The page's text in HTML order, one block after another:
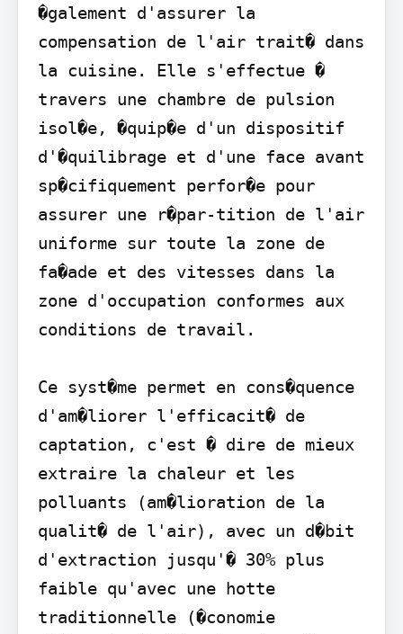
�galement d'assurer la
compensation de l'air trait� dans
la cuisine. Elle s'effectue �
travers une chambre de pulsion
isol�e, �quip�e d'un dispositif
d'�quilibrage et d'une face avant
sp�cifiquement perfor�e pour
assurer une r�par-tition de l'air
uniforme sur toute la zone de
fa�ade et des vitesses dans la
zone d'occupation conformes aux
conditions de travail.
Ce syst�me permet en cons�quence
d'am�liorer l'efficacit� de
captation, c'est � dire de mieux
extraire la chaleur et les
polluants (am�lioration de la
qualit� de l'air), avec un d�bit
d'extraction jusqu'� 30% plus
faible qu'avec une hotte
traditionnelle (�conomie